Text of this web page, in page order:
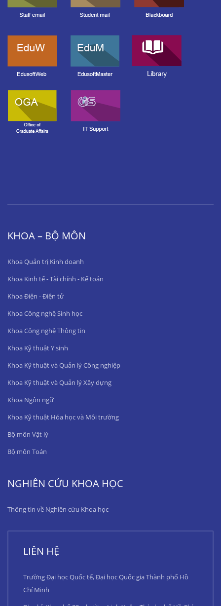
KHOA – BỘ MÔN
Khoa Quản trị Kinh doanh
Khoa Kinh tế - Tài chính - Kế toán
Khoa Điện - Điện tử
Khoa Công nghệ Sinh học
Khoa Công nghệ Thông tin
Khoa Kỹ thuật Y sinh
Khoa Kỹ thuật và Quản lý Công nghiệp
Khoa Kỹ thuật và Quản lý Xây dựng
Khoa Ngôn ngữ
Khoa Kỹ thuật Hóa học và Môi trường
Bộ môn Vật lý
Bộ môn Toán
NGHIÊN CỨU KHOA HỌC
Thông tin về Nghiên cứu Khoa học
LIÊN HỆ
Trường Đại học Quốc tế, Đại học Quốc gia Thành phố Hồ
Chí Minh